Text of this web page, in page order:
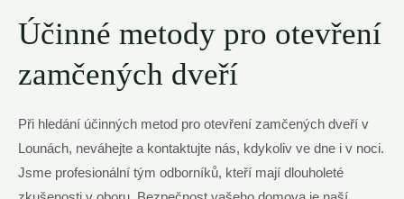
Účinné metody pro otevření
zamčených dveří
Při hledání účinných metod pro otevření zamčených dveří v
Lounách, neváhejte a kontaktujte nás, kdykoliv ve dne i v noci.
Jsme profesionální tým odborníků, kteří mají dlouholeté